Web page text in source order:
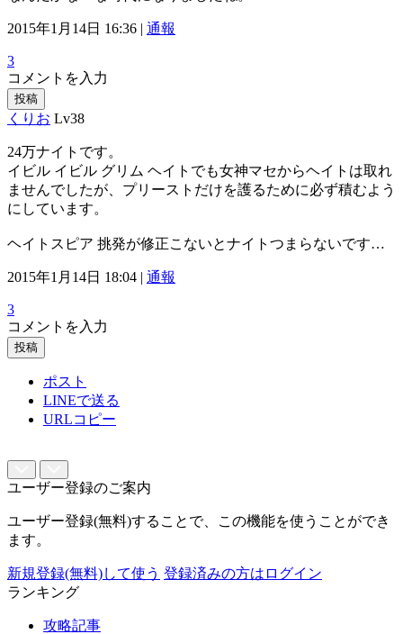
2015年1月14日 16:36 | 通報
3
コメントを入力
投稿
くりお Lv38
24万ナイトです。
イビル イビル グリム ヘイトでも女神マセからヘイトは取れ
ませんでしたが、プリーストだけを護るために必ず積むよう
にしています。
ヘイトスピア 挑発が修正こないとナイトつまらないです…
2015年1月14日 18:04 | 通報
3
コメントを入力
投稿
ポスト
LINEで送る
URLコピー
ユーザー登録のご案内
ユーザー登録(無料)することで、この機能を使うことができ
ます。
新規登録(無料)して使う 登録済みの方はログイン
ランキング
攻略記事